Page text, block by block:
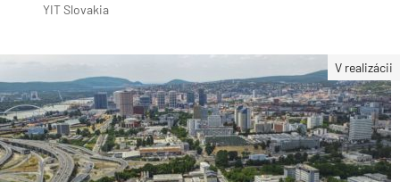
YIT Slovakia
V realizácii